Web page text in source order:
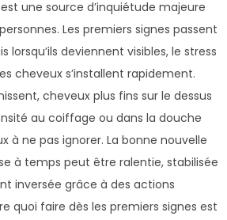
une source d’inquiétude majeure
Les premiers signes passent
lorsqu’ils deviennent visibles, le stress
cheveux s’installent rapidement.
cheveux plus fins sur le dessus
au coiffage ou dans la douche
à ne pas ignorer. La bonne nouvelle
à temps peut être ralentie, stabilisée
inversée grâce à des actions
quoi faire dès les premiers signes est